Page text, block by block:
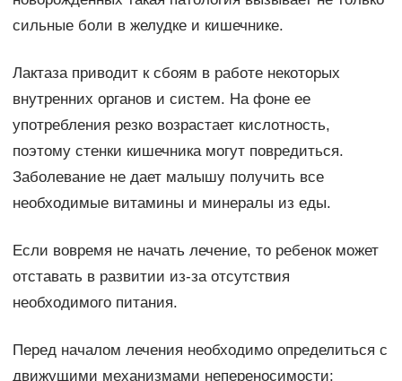
сильные боли в желудке и кишечнике.
Лактаза приводит к сбоям в работе некоторых
внутренних органов и систем. На фоне ее
употребления резко возрастает кислотность,
поэтому стенки кишечника могут повредиться.
Заболевание не дает малышу получить все
необходимые витамины и минералы из еды.
Если вовремя не начать лечение, то ребенок может
отставать в развитии из-за отсутствия
необходимого питания.
Перед началом лечения необходимо определиться с
движущими механизмами непереносимости: